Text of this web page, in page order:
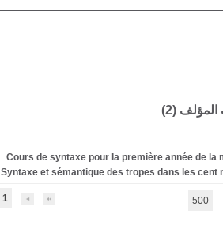
المؤلف (2
)
Cours de syntaxe pour la première année de la
Syntaxe et sémantique des tropes dans les cent
1 500